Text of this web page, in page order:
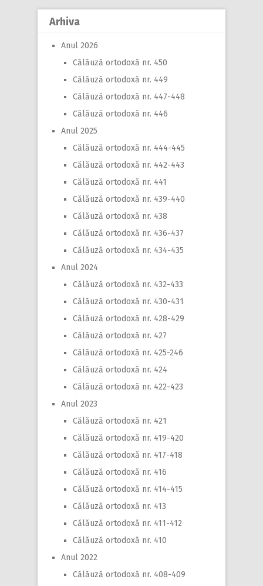
Arhiva
Anul 2026
Călăuză ortodoxă nr. 450
Călăuză ortodoxă nr. 449
Călăuză ortodoxă nr. 447-448
Călăuză ortodoxă nr. 446
Anul 2025
Călăuză ortodoxă nr. 444-445
Călăuză ortodoxă nr. 442-443
Călăuză ortodoxă nr. 441
Călăuză ortodoxă nr. 439-440
Călăuză ortodoxă nr. 438
Călăuză ortodoxă nr. 436-437
Călăuză ortodoxă nr. 434-435
Anul 2024
Călăuză ortodoxă nr. 432-433
Călăuză ortodoxă nr. 430-431
Călăuză ortodoxă nr. 428-429
Călăuză ortodoxă nr. 427
Călăuză ortodoxă nr. 425-246
Călăuză ortodoxă nr. 424
Călăuză ortodoxă nr. 422-423
Anul 2023
Călăuză ortodoxă nr. 421
Călăuză ortodoxă nr. 419-420
Călăuză ortodoxă nr. 417-418
Călăuză ortodoxă nr. 416
Călăuză ortodoxă nr. 414-415
Călăuză ortodoxă nr. 413
Călăuză ortodoxă nr. 411-412
Călăuză ortodoxă nr. 410
Anul 2022
Călăuză ortodoxă nr. 408-409